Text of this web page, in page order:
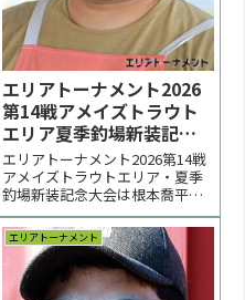
エリアトーナメント2026
第14戦アメイズトラウト
エリア夏季釣場新装記念
大会は根本喬平選手が優
勝【大会速報】
エリアトーナメント2026第14戦
アメイズトラウトエリア・夏季
釣場新装記念大会は根本喬平選
手が優勝しました。２位は篠塚
洋輔選手、３位は糸久敦夫選手
でした。 < 前の大会 2026一覧 次
の大会 >更新は月曜日以後とな
ります。表彰台 優勝：根本喬平
エリアトーナメント